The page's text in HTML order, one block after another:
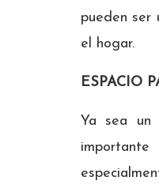
pueden ser
el hogar.
ESPACIO
Ya sea un